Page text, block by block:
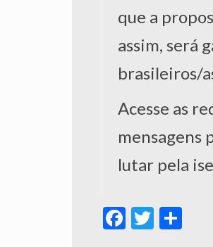
que a
assim, será
brasileiros/
Acesse as
mensagens
lutar pela
Facebook
Twitter